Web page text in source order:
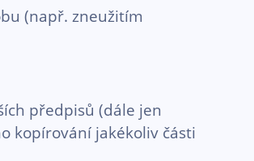
(např. zneužitím
předpisů (dále jen
kopírování jakékoliv části